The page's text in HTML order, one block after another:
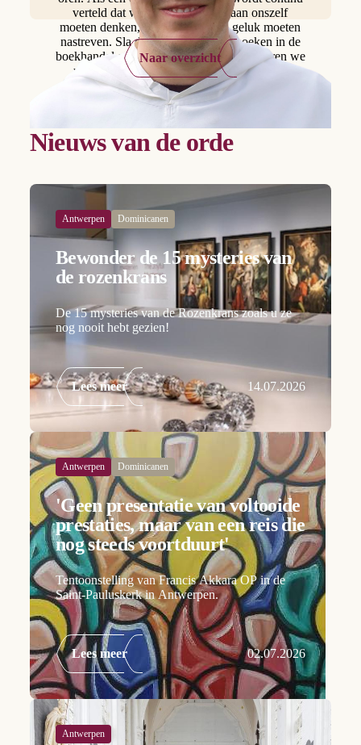
verteld dat we toch ook vooral aan onszelf
moeten denken, dat we ons eigen geluk moeten
nastreven. Sla de afdeling zelfhulpboeken in de
boekhandel er maar eens op na. En toch leren we
uit het Evangelie, dat het precies het leven
geleefd voor anderen is waarin Jezus ons
voorgaat.
Naar overzicht
Nieuws van de orde
Antwerpen Dominicanen
Bewonder de 15 mysteries van
de rozenkrans
De 15 mysteries van de Rozenkrans zoals u ze
nog nooit hebt gezien!
Lees meer 14.07.2026
Antwerpen Dominicanen
'Geen presentatie van voltooide
prestaties, maar van een reis die
nog steeds voortduurt'
Tentoonstelling van Francis Akkara OP in de
Saint-Pauluskerk in Antwerpen.
Lees meer 02.07.2026
Antwerpen